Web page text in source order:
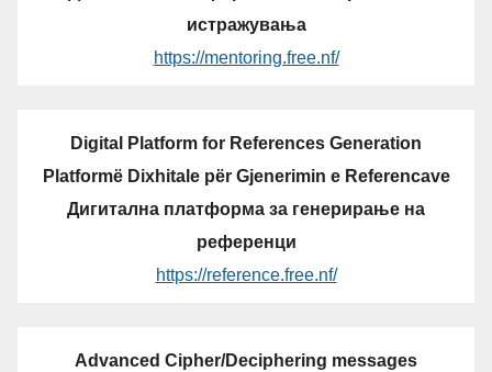
истражувања
https://mentoring.free.nf/
Digital Platform for References Generation
Platformë Dixhitale për Gjenerimin e Referencave
Дигитална платформа за генерирање на
референци
https://reference.free.nf/
Advanced Cipher/Deciphering messages